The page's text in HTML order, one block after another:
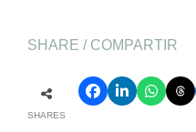
SHARE / COMPARTIR
SHARES